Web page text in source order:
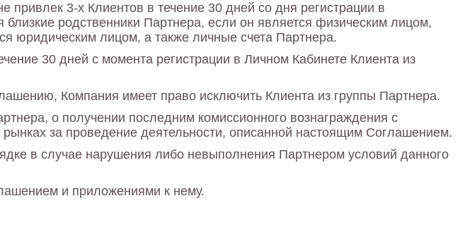
3-х Клиентов в течение 30 дней со дня регистрации в
родственники Партнера, если он является физическим лицом,
юридическим лицом, а также личные счета Партнера.
30 дней с момента регистрации в Личном Кабинете Клиента из
Компания имеет право исключить Клиента из группы Партнера.
о получении последним комиссионного вознаграждения с
за проведение деятельности, описанной настоящим Соглашением.
в случае нарушения либо невыполнения Партнером условий данного
и приложениями к нему.